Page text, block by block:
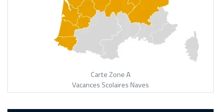
Carte Zone A
Vacances Scolaires Naves